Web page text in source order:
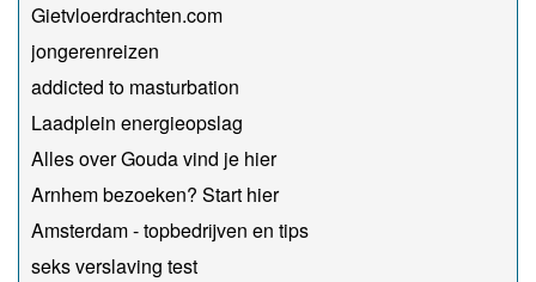
Gietvloerdrachten.com
jongerenreizen
addicted to masturbation
Laadplein energieopslag
Alles over Gouda vind je hier
Arnhem bezoeken? Start hier
Amsterdam - topbedrijven en tips
seks verslaving test